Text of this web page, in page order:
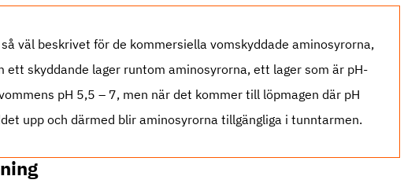
väl beskrivet för de kommersiella vomskyddade aminosyrorna,
ett skyddande lager runtom aminosyrorna, ett lager som är pH-
pH 5,5 – 7, men när det kommer till löpmagen där pH
upp och därmed blir aminosyrorna tillgängliga i tunntarmen.